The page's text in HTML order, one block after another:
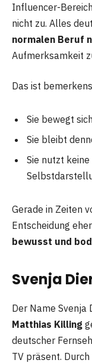
Influencer-
nicht zu. Alles
normalen Beruf
Aufmerksamkeit
Das ist
Sie bewegt
Sie bleibt
Sie nutzt
Gerade in Zeiten
Entscheidung
bewusst und
Svenja
Der Name Svenja
Matthias Killing
deutscher
TV präsent.